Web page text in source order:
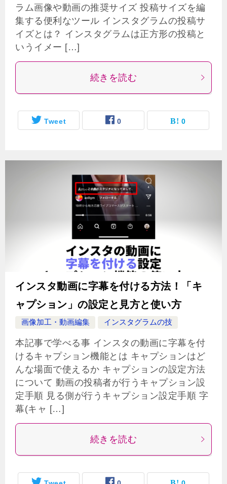
ラム画像や動画の推奨サイズ 投稿サイズを編
集する便利なツール インスタグラムの投稿サ
イズとは？ インスタグラムは正方形の投稿と
いうイメー […]
続きを読む
Tweet 0 0
インスタ動画に字幕を付ける方法！「キ
ャプション」の設定と見方と使い方
画像加工・動画編集 インスタグラムの技
本記事で学べる事 インスタの動画に字幕を付
けるキャプション機能とは キャプションはど
んな場面で使えるか キャプションの設定方法
について 動画の投稿者が行うキャプション設
定手順 見る側が行うキャプション設定手順 字
幕(キャ […]
続きを読む